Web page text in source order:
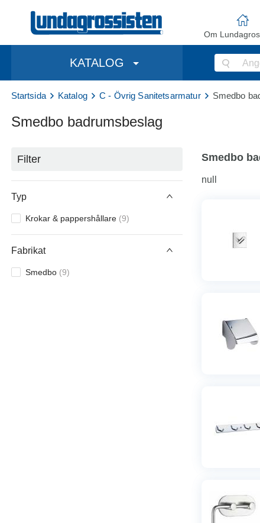
Om
KATALOG
Startsida Katalog C - Övrig Sanitetsarmatur Smedbo
Smedbo badrumsbeslag
Filter
Typ
Krokar & pappershållare (9)
Fabrikat
Smedbo (9)
Smedbo
null